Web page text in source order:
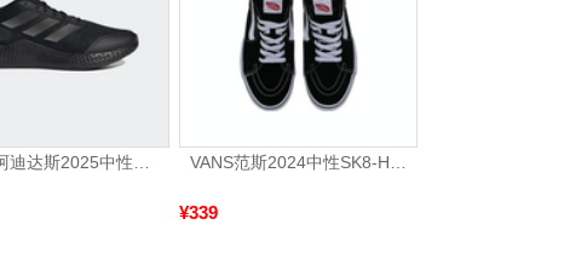
adidas阿迪达斯2025中性edge gamedaySPW FTW-跑步GW2499 VANS范斯2024中性SK8-HiCL帆布鞋/硫化鞋VN000D5IB8C
¥339